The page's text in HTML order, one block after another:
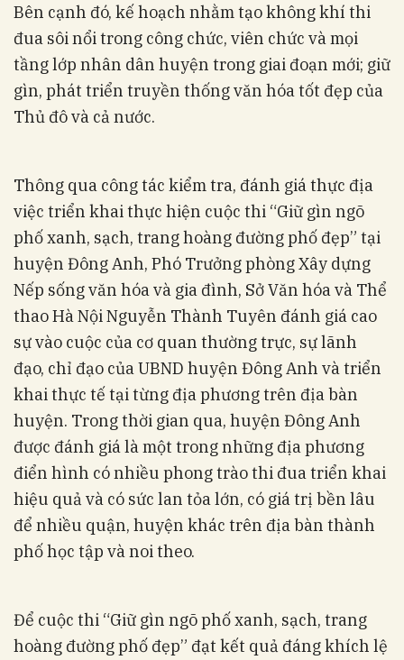
Bên cạnh đó, kế hoạch nhằm tạo không khí thi
đua sôi nổi trong công chức, viên chức và mọi
tầng lớp nhân dân huyện trong giai đoạn mới; giữ
gìn, phát triển truyền thống văn hóa tốt đẹp của
Thủ đô và cả nước.
Thông qua công tác kiểm tra, đánh giá thực địa
việc triển khai thực hiện cuộc thi “Giữ gìn ngõ
phố xanh, sạch, trang hoàng đường phố đẹp” tại
huyện Đông Anh, Phó Trưởng phòng Xây dựng
Nếp sống văn hóa và gia đình, Sở Văn hóa và Thể
thao Hà Nội Nguyễn Thành Tuyên đánh giá cao
sự vào cuộc của cơ quan thường trực, sự lãnh
đạo, chỉ đạo của UBND huyện Đông Anh và triển
khai thực tế tại từng địa phương trên địa bàn
huyện. Trong thời gian qua, huyện Đông Anh
được đánh giá là một trong những địa phương
điển hình có nhiều phong trào thi đua triển khai
hiệu quả và có sức lan tỏa lớn, có giá trị bền lâu
để nhiều quận, huyện khác trên địa bàn thành
phố học tập và noi theo.
Để cuộc thi “Giữ gìn ngõ phố xanh, sạch, trang
hoàng đường phố đẹp” đạt kết quả đáng khích lệ